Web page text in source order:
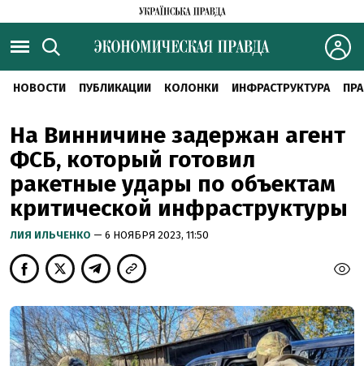
НОВОСТИ ПУБЛИКАЦИИ КОЛОНКИ ИНФРАСТРУКТУРА
На Винничине задержан агент
ФСБ, который готовил
ракетные удары по объектам
критической инфраструктуры
ЛИЯ ИЛЬЧЕНКО — 6 НОЯБРЯ 2023, 11:50